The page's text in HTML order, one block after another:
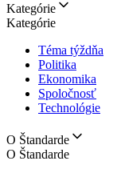
Kategórie
Kategórie
Téma týždňa
Politika
Ekonomika
Spoločnosť
Technológie
O Štandarde
O Štandarde